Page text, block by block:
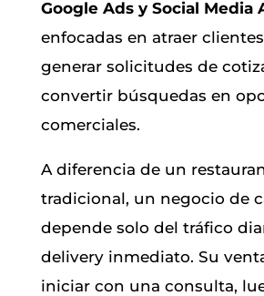
Google Ads y Social Media
enfocadas en atraer
generar solicitudes de
convertir búsquedas en
comerciales.
A diferencia de un
tradicional, un negocio de
depende solo del tráfico
delivery inmediato. Su
iniciar con una consulta,